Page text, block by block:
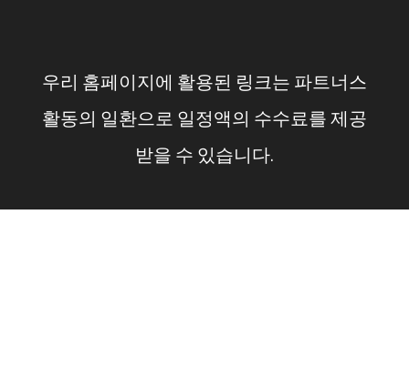
우리 홈페이지에 활용된 링크는 파트너스
활동의 일환으로 일정액의 수수료를 제공
받을 수 있습니다.